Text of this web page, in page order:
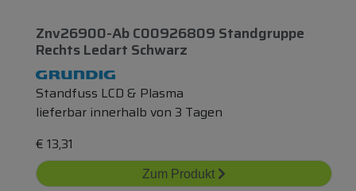
Znv26900-Ab C00926809 Standgruppe
Rechts Ledart Schwarz
Standfuss LCD & Plasma
lieferbar innerhalb von 3 Tagen
€ 13,31
Zum Produkt